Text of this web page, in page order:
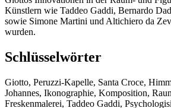
Künstlern wie Taddeo Gaddi, Bernardo
sowie Simone Martini und Altichiero da
wurden.
Schlüsselwörter
Giotto, Peruzzi-Kapelle, Santa Croce,
Johannes, Ikonographie, Komposition,
Freskenmalerei, Taddeo Gaddi,